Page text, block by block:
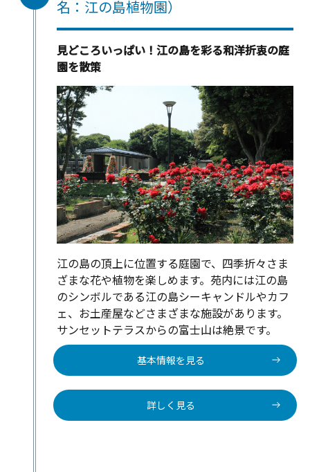
名：江の島植物園）
見どころいっぱい！江の島を彩る和洋折衷の庭
園を散策
江の島の頂上に位置する庭園で、四季折々さま
ざまな花や植物を楽しめます。苑内には江の島
のシンボルである江の島シーキャンドルやカフ
ェ、お土産屋などさまざまな施設があります。
サンセットテラスからの富士山は絶景です。
基本情報を見る
詳しく見る